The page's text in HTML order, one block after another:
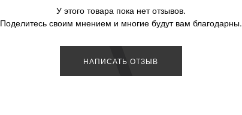
У этого товара пока нет отзывов.
Поделитесь своим мнением и многие будут вам благодарны.
НАПИСАТЬ ОТЗЫВ